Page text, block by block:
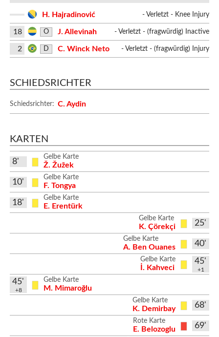
H. Hajradinović - Verletzt - Knee Injury
18 O J. Allevinah - Verletzt - (fragwürdig) Inactive
2 D C. Winck Neto - Verletzt - (fragwürdig) Injury
SCHIEDSRICHTER
Schiedsrichter: C. Aydin
KARTEN
Gelbe Karte
Ž. Žužek
8'
Gelbe Karte
F. Tongya
10'
Gelbe Karte
E. Erentürk
18'
25'
Gelbe Karte
K. Çörekçi
40'
Gelbe Karte
A. Ben Ouanes
45'
+1
Gelbe Karte
İ. Kahveci
Gelbe Karte
M. Mimaroğlu
45'
+8
68'
Gelbe Karte
K. Demirbay
69'
Rote Karte
E. Belozoglu